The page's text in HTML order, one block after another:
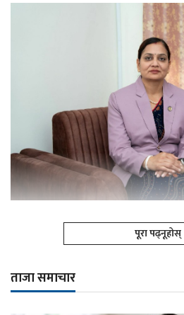
पूरा पढ्नूहोस्
ताजा समाचार